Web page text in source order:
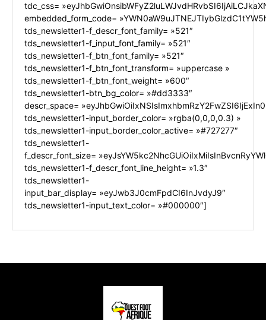
tdc_css=
embedded_form_code=
tds_newsletter1-f_descr_font_family= »521″
tds_newsletter1-f_input_font_family= »521″
tds_newsletter1-f_btn_font_family= »521″
tds_newsletter1-f_btn_font_transform= »uppercase »
tds_newsletter1-f_btn_font_weight= »600″
tds_newsletter1-btn_bg_color= »#dd3333″
descr_space=
tds_newsletter1-input_border_color= »rgba(0,0,0,0.3) »
tds_newsletter1-input_border_color_active= »#727277″
tds_newsletter1-
f_descr_font_size=
tds_newsletter1-f_descr_font_line_height= »1.3″
tds_newsletter1-
input_bar_display= »eyJwb3J0cmFpdCI6InJvdyJ9″
tds_newsletter1-input_text_color= »#000000″]